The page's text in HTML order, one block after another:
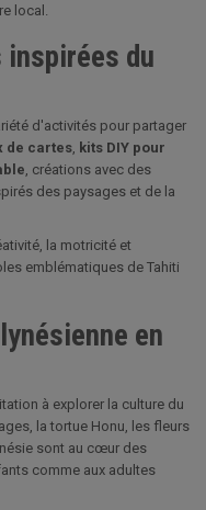
local.
du
d'activités pour partager
de cartes, kits DIY pour
, créations avec des
des paysages et de la
la motricité et
emblématiques de Tahiti
en
à explorer la culture du
la tortue Honu, les fleurs
sont au cœur des
comme aux adultes